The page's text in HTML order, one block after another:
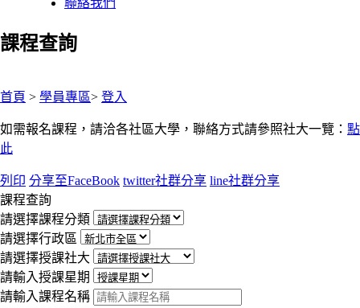
課程查詢
首頁 > 學員專區> 登入
如需報名課程，請洽各社區大學，聯絡方式請參照社大一覽： 點
此
列印 分享至FaceBook twitter社群分享 line社群分享
課程查詢
請選擇課程分類
請選擇行政區
請選擇授課社大
請輸入授課星期
請輸入課程名稱